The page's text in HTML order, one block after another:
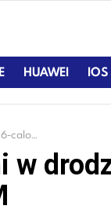
HUAWEI IOS
GB RAM
w